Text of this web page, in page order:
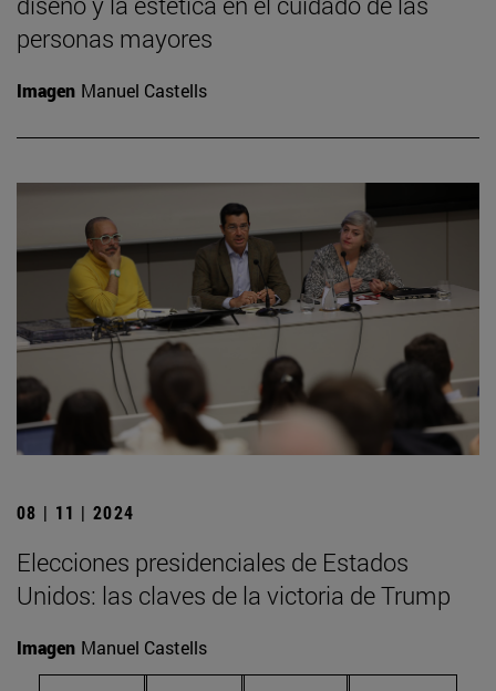
personas mayores
Imagen Manuel Castells
08 | 11 | 2024
Elecciones presidenciales de Estados
Unidos: las claves de la victoria de Trump
Imagen Manuel Castells